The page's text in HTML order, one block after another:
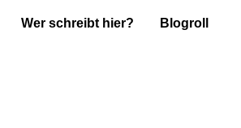
Wer schreibt hier? Blogroll